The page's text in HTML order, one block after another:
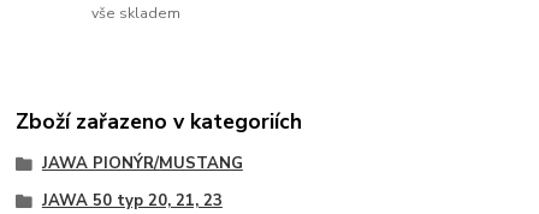
vše skladem
Zboží zařazeno v kategoriích
JAWA PIONÝR/MUSTANG
JAWA 50 typ 20, 21, 23